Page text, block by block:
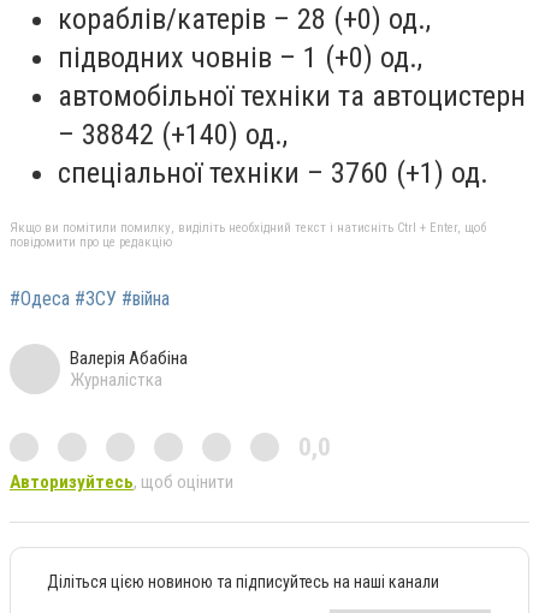
кораблів/катерів – 28 (+0) од.,
підводних човнів – 1 (+0) од.,
автомобільної техніки та автоцистерн
– 38842 (+140) од.,
спеціальної техніки – 3760 (+1) од.
Якщо ви помітили помилку, виділіть необхідний текст і натисніть Ctrl + Enter, щоб
повідомити про це редакцію
#Одеса #ЗСУ #війна
Валерія Абабіна
Журналістка
0,0
Авторизуйтесь, щоб оцінити
Діліться цією новиною та підписуйтесь на наші канали